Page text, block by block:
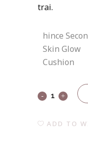
trai.
hince
Skin Glow
Cushion
hince
ADD TO